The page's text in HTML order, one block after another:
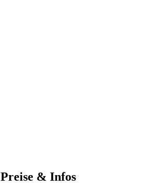
Preise & Infos